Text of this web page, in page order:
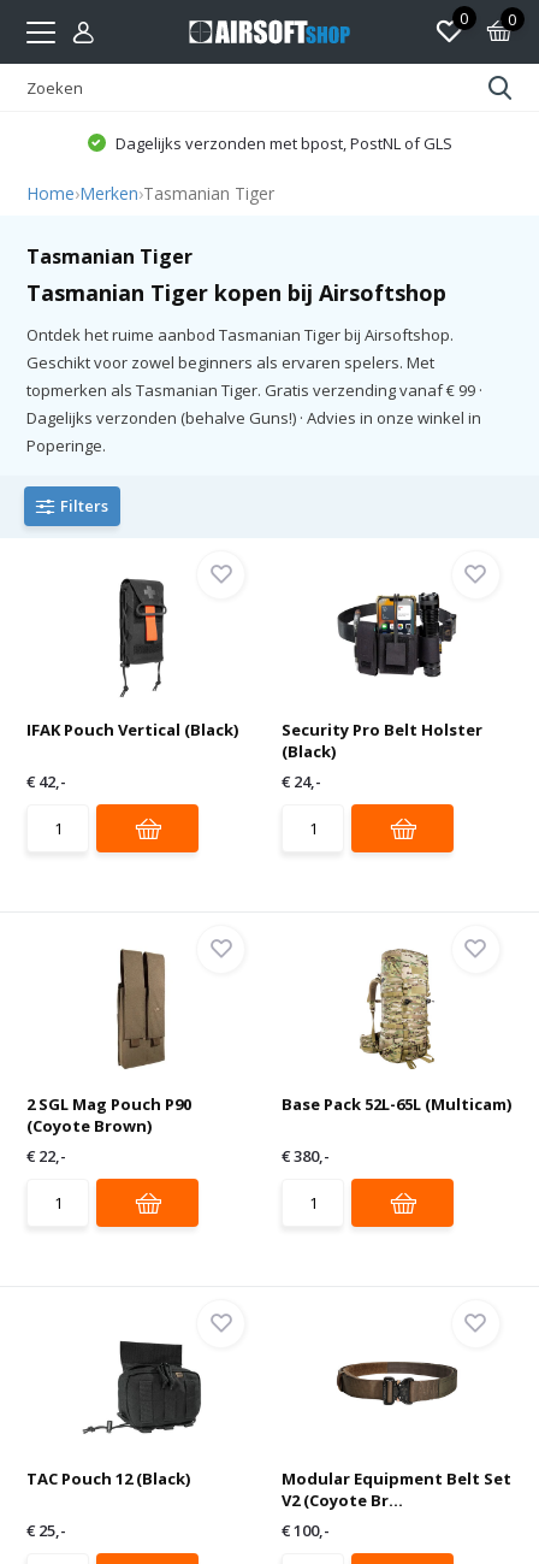
0 0
Dagelijks verzonden met bpost, PostNL of GLS
Home›Merken›Tasmanian Tiger
Tasmanian Tiger
Tasmanian Tiger kopen bij Airsoftshop
Ontdek het ruime aanbod Tasmanian Tiger bij Airsoftshop.
Geschikt voor zowel beginners als ervaren spelers. Met
topmerken als Tasmanian Tiger. Gratis verzending vanaf € 99 ·
Dagelijks verzonden (behalve Guns!) · Advies in onze winkel in
Poperinge.
Filters
IFAK Pouch Vertical (Black)
€ 42,-
Security Pro Belt Holster
(Black)
€ 24,-
2 SGL Mag Pouch P90
(Coyote Brown)
€ 22,-
Base Pack 52L-65L (Multicam)
€ 380,-
TAC Pouch 12 (Black)
€ 25,-
Modular Equipment Belt Set
V2 (Coyote Br...
€ 100,-